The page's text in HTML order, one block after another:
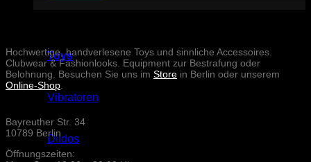
Toys
Vibratoren
Dildos
Hochwertige, handverlesene Toys und sinnliche Accessoires.
Clubwear & Fashionlooks. Equipment zur Bestrafung oder
Belohnung. Besuchen Sie uns im Store in Berlin oder unserem
Online-Shop
Bayreuther Str. 34
10789 Berlin
Öffnungszeiten: